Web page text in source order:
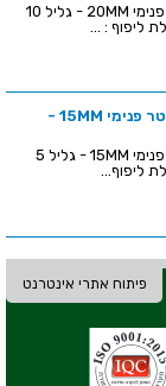
מאגד כבלים (לפלף) שחור - קוטר פנימי 20MM - גליל 10
ליפוף : ...
מאגד כבלים (לפלף) שחור - קוטר פנימי 15MM -
מאגד כבלים (לפלף) שחור - קוטר פנימי 15MM - גליל 5
ליפוף...
פיתוח אתרי אינטרנט